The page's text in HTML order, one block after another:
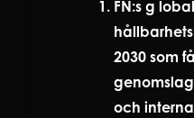
FN:s g
2030 som
och